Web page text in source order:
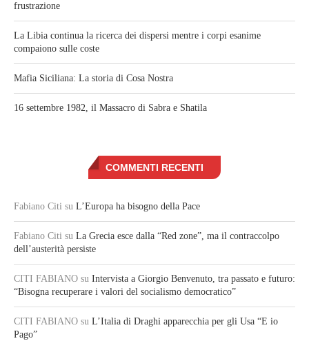
frustrazione
La Libia continua la ricerca dei dispersi mentre i corpi esanime
compaiono sulle coste
Mafia Siciliana: La storia di Cosa Nostra
16 settembre 1982, il Massacro di Sabra e Shatila
COMMENTI RECENTI
Fabiano Citi su L’Europa ha bisogno della Pace
Fabiano Citi su La Grecia esce dalla “Red zone”, ma il contraccolpo
dell’austerità persiste
CITI FABIANO su Intervista a Giorgio Benvenuto, tra passato e futuro:
“Bisogna recuperare i valori del socialismo democratico”
CITI FABIANO su L’Italia di Draghi apparecchia per gli Usa “E io
Pago”